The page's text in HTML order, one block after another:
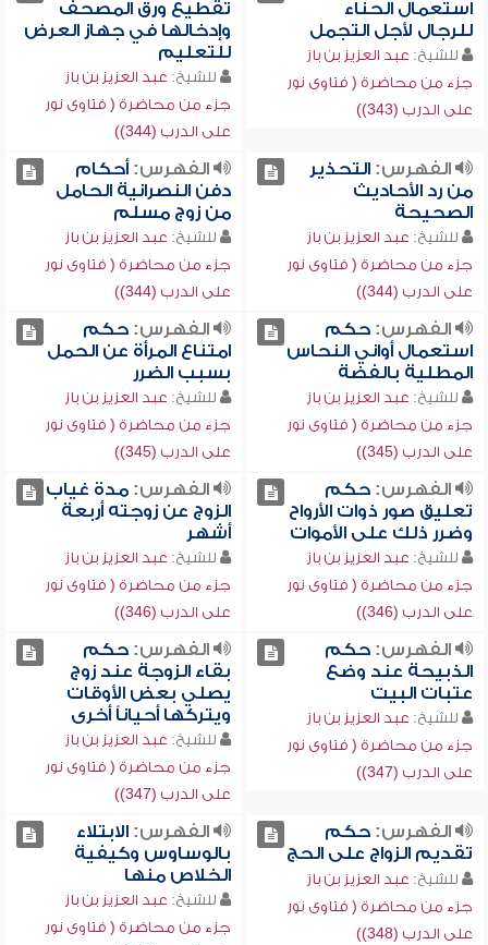
استعمال الحناء
للرجال لأجل التجمل
للشيخ: عبد العزيز بن باز
جزء من محاضرة ( فتاوى نور
على الدرب (343))
تقطيع ورق المصحف
وإدخالها في جهاز العرض
للتعليم
للشيخ: عبد العزيز بن باز
جزء من محاضرة ( فتاوى نور
على الدرب (344))
الفهرس:التحذير
من رد الأحاديث
الصحيحة
للشيخ: عبد العزيز بن باز
جزء من محاضرة ( فتاوى نور
على الدرب (344))
الفهرس:أحكام
دفن النصرانية الحامل
من زوج مسلم
للشيخ: عبد العزيز بن باز
جزء من محاضرة ( فتاوى نور
على الدرب (344))
الفهرس:حكم
استعمال أواني النحاس
المطلية بالفضة
للشيخ: عبد العزيز بن باز
جزء من محاضرة ( فتاوى نور
على الدرب (345))
الفهرس:حكم
امتناع المرأة عن الحمل
بسبب الضرر
للشيخ: عبد العزيز بن باز
جزء من محاضرة ( فتاوى نور
على الدرب (345))
الفهرس:حكم
تعليق صور ذوات الأرواح
وضرر ذلك على الأموات
للشيخ: عبد العزيز بن باز
جزء من محاضرة ( فتاوى نور
على الدرب (346))
الفهرس:مدة غياب
الزوج عن زوجته أربعة
أشهر
للشيخ: عبد العزيز بن باز
جزء من محاضرة ( فتاوى نور
على الدرب (346))
الفهرس:حكم
الذبيحة عند وضع
عتبات البيت
للشيخ: عبد العزيز بن باز
جزء من محاضرة ( فتاوى نور
على الدرب (347))
الفهرس:حكم
بقاء الزوجة عند زوج
يصلي بعض الأوقات
ويتركها أحياناً أخرى
للشيخ: عبد العزيز بن باز
جزء من محاضرة ( فتاوى نور
على الدرب (347))
الفهرس:حكم
تقديم الزواج على الحج
للشيخ: عبد العزيز بن باز
جزء من محاضرة ( فتاوى نور
على الدرب (348))
الفهرس:الابتلاء
بالوساوس وكيفية
الخلاص منها
للشيخ: عبد العزيز بن باز
جزء من محاضرة ( فتاوى نور